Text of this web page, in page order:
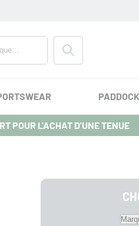
PADDOCK
POUR L'ACHAT D'UNE TENUE